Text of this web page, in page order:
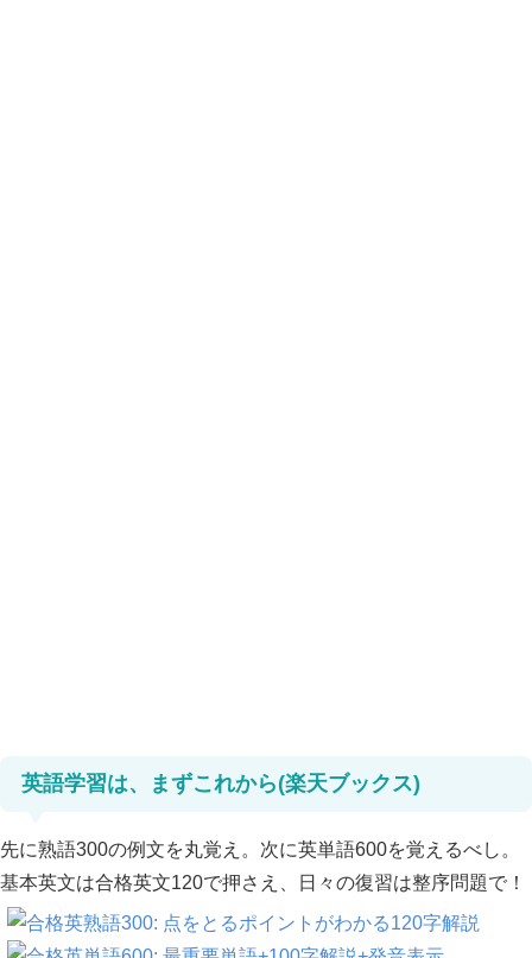
英語学習は、まずこれから(楽天ブックス)
先に熟語300の例文を丸覚え。次に英単語600を覚えるべし。
基本英文は合格英文120で押さえ、日々の復習は整序問題で！